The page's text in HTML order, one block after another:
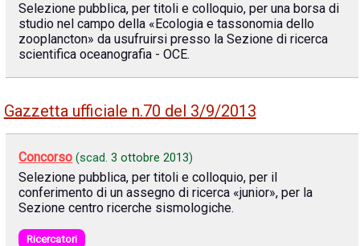
Selezione pubblica, per titoli e colloquio, per una borsa di
studio nel campo della «Ecologia e tassonomia dello
zooplancton» da usufruirsi presso la Sezione di ricerca
scientifica oceanografia - OCE.
Gazzetta ufficiale n.70 del 3/9/2013
Concorso (scad.3 ottobre 2013)
Selezione pubblica, per titoli e colloquio, per il
conferimento di un assegno di ricerca «junior», per la
Sezione centro ricerche sismologiche.
Ricercatori